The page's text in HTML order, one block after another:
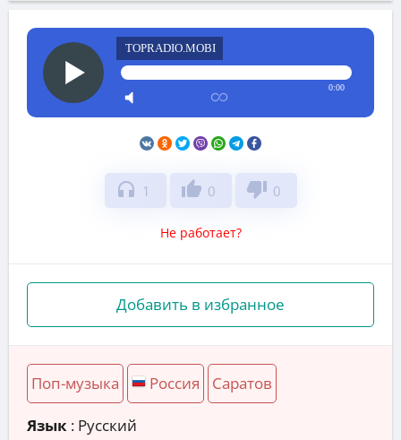
TOPRADIO.MOBI
0:00
headphones 1 thumb_up 0 thumb_down 0
Не работает?
Добавить в избранное
Поп-музыка Россия Саратов
Язык : Русский